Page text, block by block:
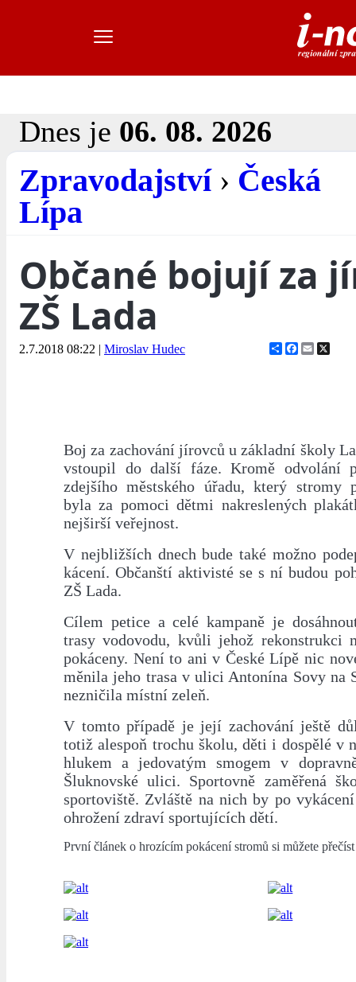
Dnes je 06. 08. 2026
Zpravodajství› Česká
Lípa
Občané bojují za
ZŠ Lada
2.7.2018 08:22 | Miroslav Hudec ShareFacebook
Email
Boj za zachování jírovců u základní školy
vstoupil do další fáze. Kromě odvolání
zdejšího městského úřadu, který stromy
byla za pomoci dětmi nakreslených
nejširší veřejnost.
V nejbližších dnech bude také možno
kácení. Občanští aktivisté se s ní budou
ZŠ Lada.
Cílem petice a celé kampaně je
trasy vodovodu, kvůli jehož rekonstrukci
pokáceny. Není to ani v České Lípě nic
měnila jeho trasa v ulici Antonína Sovy na
nezničila místní zeleň.
V tomto případě je její zachování ještě
totiž alespoň trochu školu, děti i dospělé v
hlukem a jedovatým smogem v
Šluknovské ulici. Sportovně zaměřená
sportoviště. Zvláště na nich by po
ohrožení zdraví sportujících dětí.
První článek o hrozícím pokácení stromů si můžete